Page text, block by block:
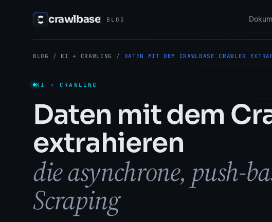
crawlbase BLOG
BLOG / KI + CRAWLING / DATEN MIT DEM CRAWLBASE CRAWLER
KI + CRAWLING
Daten mit dem
extrahieren
die asynchrone, push-
Scraping